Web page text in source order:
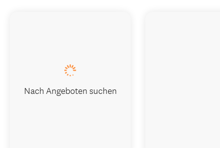
Nach Angeboten suchen